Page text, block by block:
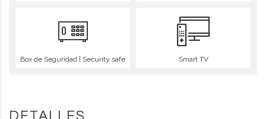
Box de Seguridad | Security safe Smart TV
DETALLES